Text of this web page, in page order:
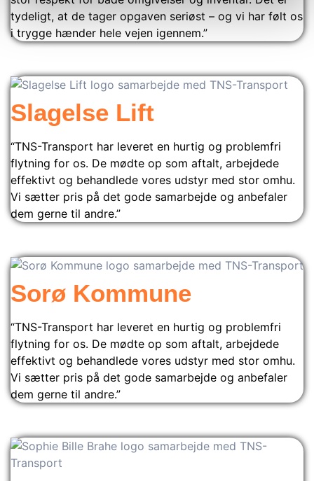
tydeligt, at de tager opgaven seriøst – og vi har følt os
i trygge hænder hele vejen igennem.”
Slagelse Lift
“TNS-Transport har leveret en hurtig og problemfri
flytning for os. De mødte op som aftalt, arbejdede
effektivt og behandlede vores udstyr med stor omhu.
Vi sætter pris på det gode samarbejde og anbefaler
dem gerne til andre.”
Sorø Kommune
“TNS-Transport har leveret en hurtig og problemfri
flytning for os. De mødte op som aftalt, arbejdede
effektivt og behandlede vores udstyr med stor omhu.
Vi sætter pris på det gode samarbejde og anbefaler
dem gerne til andre.”